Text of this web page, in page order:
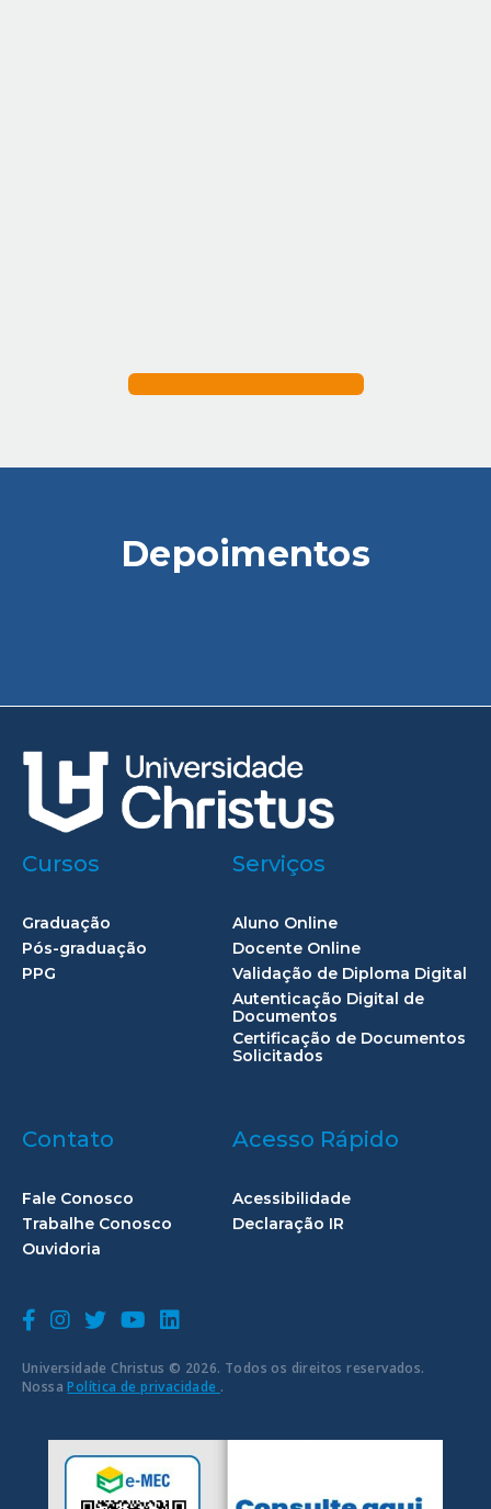
Depoimentos
Universidade Christus © 2026. Todos os direitos reservados.
NossaPolítica de privacidade .
Cursos
Graduação
Pós-graduação
PPG
Serviços
Aluno Online
Docente Online
Validação de Diploma Digital
Autenticação Digital de
Documentos
Certificação de Documentos
Solicitados
Contato
Fale Conosco
Trabalhe Conosco
Ouvidoria
Acesso Rápido
Acessibilidade
Declaração IR